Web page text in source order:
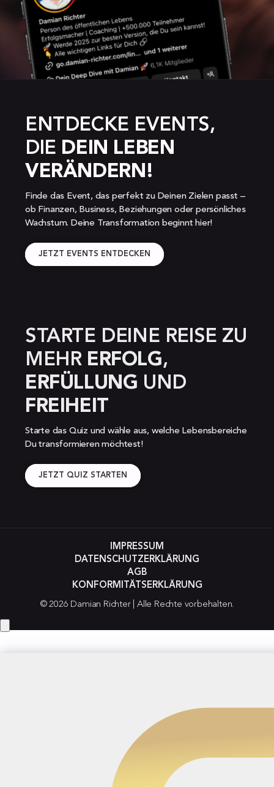
ENTDECKE EVENTS,
DIE DEIN LEBEN
VERÄNDERN!
Finde das Event, das perfekt zu Deinen Zielen passt –
ob Finanzen, Business, Beziehungen oder persönliches
Wachstum. Deine Transformation beginnt hier!
JETZT EVENTS ENTDECKEN
STARTE DEINE REISE ZU
MEHR ERFOLG
ERFÜLLUNG
FREIHEIT
Starte das Quiz und wähle aus, welche Lebensbereiche
Du transformieren möchtest!
JETZT QUIZ STARTEN
© 2026 Damian Richter | Alle Rechte vorbehalten.
IMPRESSUM
DATENSCHUTZERKLÄRUNG
AGB
KONFORMITÄTSERKLÄRUNG